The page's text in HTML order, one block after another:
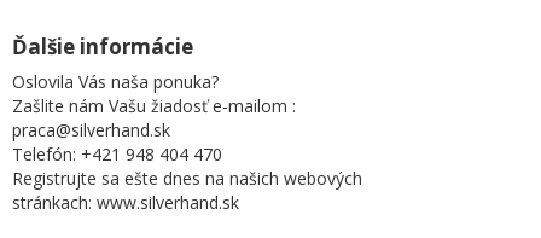
Ďalšie informácie
Oslovila Vás naša ponuka?
Zašlite nám Vašu žiadosť e-mailom :
praca@silverhand.sk
Telefón: +421 948 404 470
Registrujte sa ešte dnes na našich webových
stránkach: www.silverhand.sk